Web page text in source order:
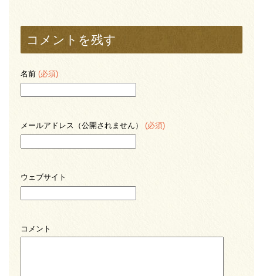
コメントを残す
名前 (必須)
メールアドレス（公開されません） (必須)
ウェブサイト
コメント